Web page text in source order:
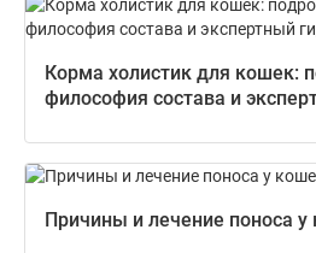
Корма холистик для кошек:
философия состава и
Причины и лечение поноса у